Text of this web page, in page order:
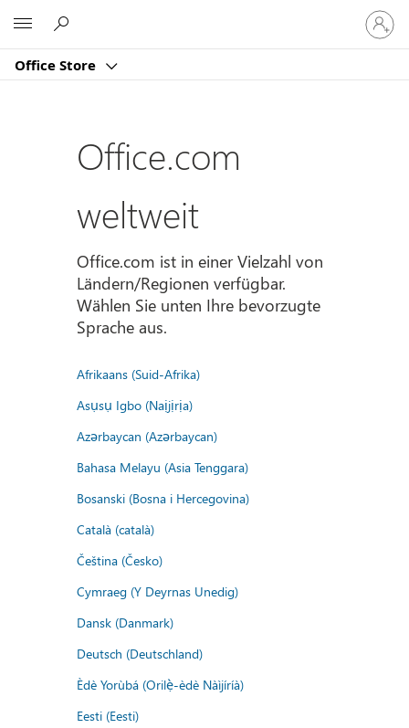
Office Store
Bei
Ihrem
Konto
Office.com
weltweit
Office.com ist in einer Vielzahl von
Ländern/Regionen verfügbar.
Wählen Sie unten Ihre bevorzugte
Sprache aus.
Afrikaans (Suid-Afrika)
Asụsụ Igbo (Naịjịrịa)
Azərbaycan (Azərbaycan)
Bahasa Melayu (Asia Tenggara)
Bosanski (Bosna i Hercegovina)
Català (català)
Čeština (Česko)
Cymraeg (Y Deyrnas Unedig)
Dansk (Danmark)
Deutsch (Deutschland)
Èdè Yorùbá (Orilẹ̀-èdè Nàìjíríà)
Eesti (Eesti)